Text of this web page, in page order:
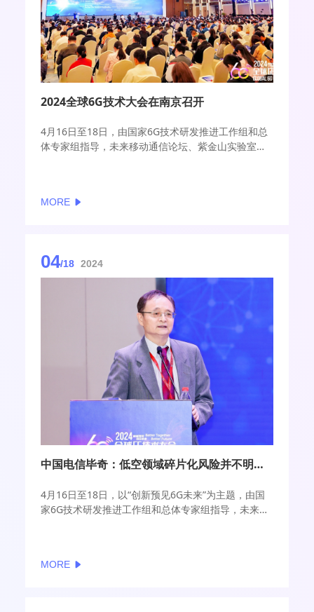
2024全球6G技术大会在南京召开
4月16日至18日，由国家6G技术研发推进工作组和总
体专家组指导，未来移动通信论坛、紫金山实验室主
MORE
04/18 2024
中国电信毕奇：低空领域碎片化风险并不明显 有潜力为运营商带来双位数增长
4月16日至18日，以“创新预见6G未来”为主题，由国
家6G技术研发推进工作组和总体专家组指导，未来移
期间，中国电信首席专家、贝尔实验室Fellow、IEEE
MORE